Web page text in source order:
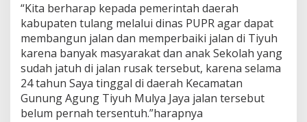
t
u
k
P
e
r
t
u
m
“Kita berharap kepada pemerintah daerah
kabupaten tulang melalui dinas PUPR agar dapat
membangun jalan dan memperbaiki jalan di Tiyuh
karena banyak masyarakat dan anak Sekolah yang
sudah jatuh di jalan rusak tersebut, karena selama
24 tahun Saya tinggal di daerah Kecamatan
Gunung Agung Tiyuh Mulya Jaya jalan tersebut
belum pernah tersentuh.”harapnya